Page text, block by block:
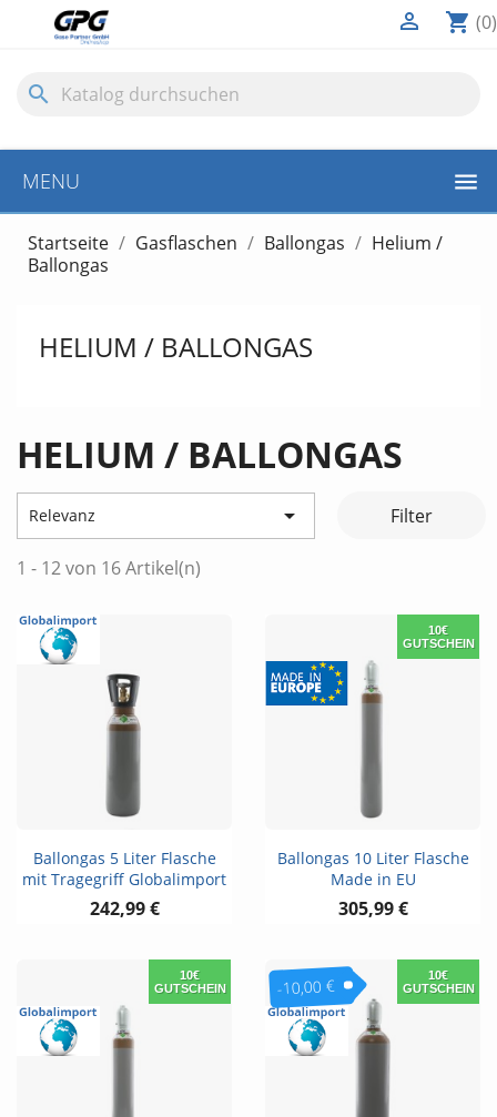
shopping_cart (0)

search
MENU
Startseite Gasflaschen Ballongas
Helium /
Ballongas
HELIUM / BALLONGAS
HELIUM / BALLONGAS
Relevanz  Filter
1 - 12 von 16 Artikel(n)
Ballongas 5 Liter Flasche
mit Tragegriff Globalimport
242,99 €
10€
GUTSCHEIN
Ballongas 10 Liter Flasche
Made in EU
305,99 €
10€
GUTSCHEIN
-10,00 €
10€
GUTSCHEIN